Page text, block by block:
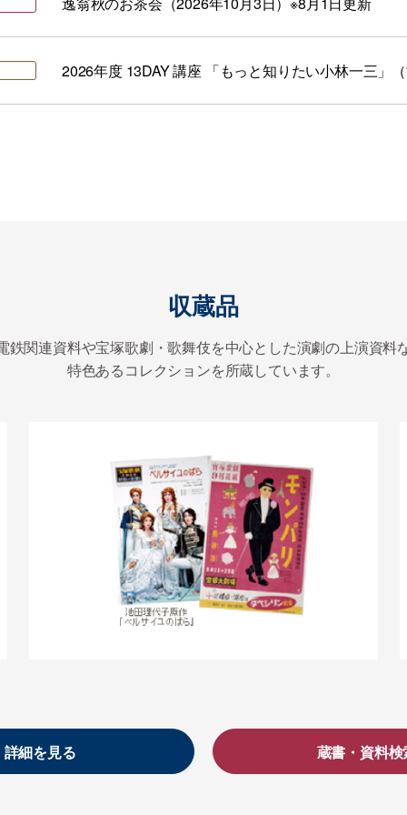
2026年度 13DAY 講座 「もっと知りたい小林一三」
収蔵品
鉄関連資料や宝塚歌劇・歌舞伎を中心とした演劇の上演資料
特色あるコレクションを所蔵しています。
詳細を見る 蔵書・資料検